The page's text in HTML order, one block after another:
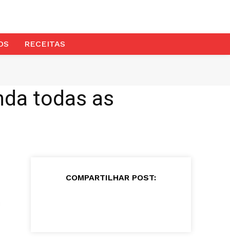
RECEITAS
todas as
COMPARTILHAR POST: